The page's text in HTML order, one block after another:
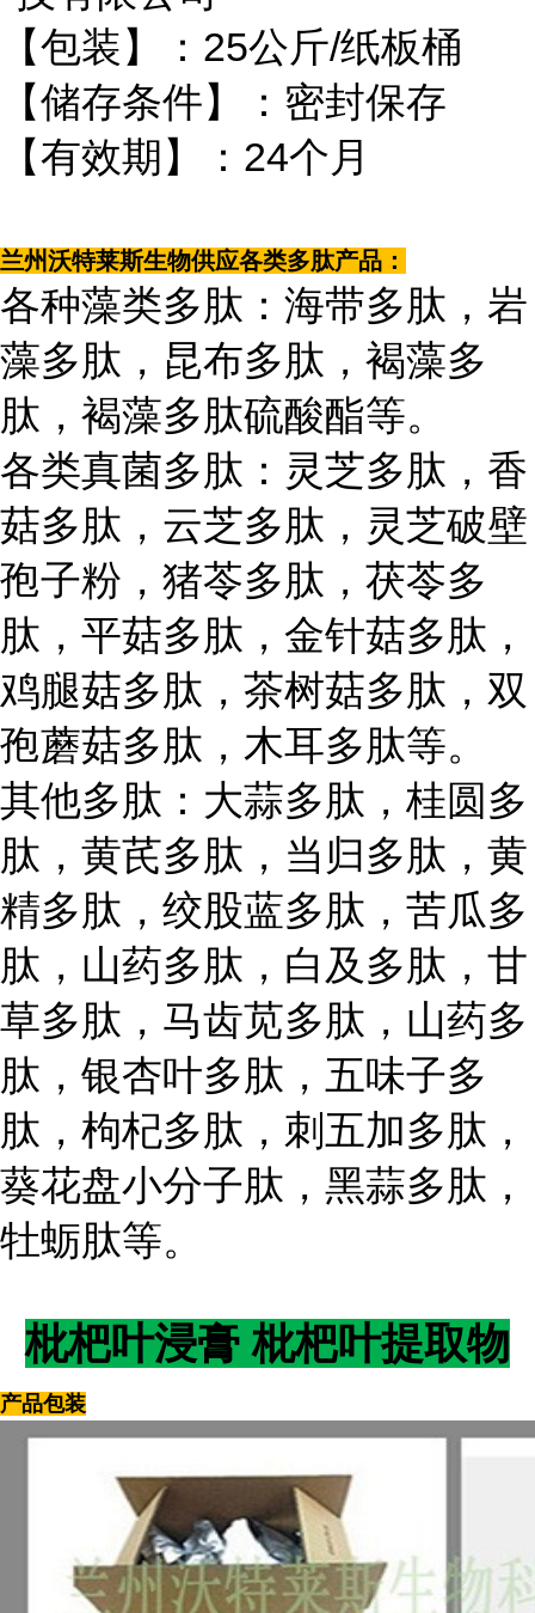
【包装】：25公斤/纸板桶
【储存条件】：密封保存
【有效期】：24个月
兰州沃特莱斯生物供应各类多肽产品：
各种藻类多肽：海带多肽，岩
藻多肽，昆布多肽，褐藻多
肽，褐藻多肽硫酸酯等。
各类真菌多肽：灵芝多肽，香
菇多肽，云芝多肽，灵芝破壁
孢子粉，猪苓多肽，茯苓多
肽，平菇多肽，金针菇多肽，
鸡腿菇多肽，茶树菇多肽，双
孢蘑菇多肽，木耳多肽等。
其他多肽：大蒜多肽，桂圆多
肽，黄芪多肽，当归多肽，黄
精多肽，绞股蓝多肽，苦瓜多
肽，山药多肽，白及多肽，甘
草多肽，马齿苋多肽，山药多
肽，银杏叶多肽，五味子多
肽，枸杞多肽，刺五加多肽，
葵花盘小分子肽，黑蒜多肽，
牡蛎肽等。
枇杷叶浸膏 枇杷叶提取物
产品包装